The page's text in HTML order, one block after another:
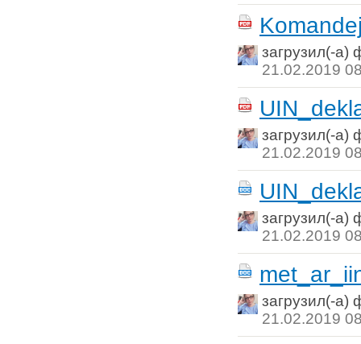
загрузил(-а)
21.02.2019
загрузил(-а)
21.02.2019
загрузил(-а)
21.02.2019
загрузил(-а)
21.02.2019